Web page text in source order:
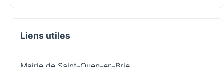
Liens utiles